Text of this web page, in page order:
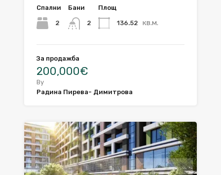
Спални
2
Бани
2
Площ
136.52 кв.м.
За продажба
200,000€
By
Радина Пирева- Димитрова